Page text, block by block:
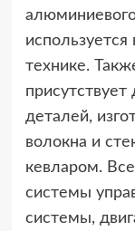
технике.
присутствует
деталей,
волокна и
кевларом.
системы
системы,